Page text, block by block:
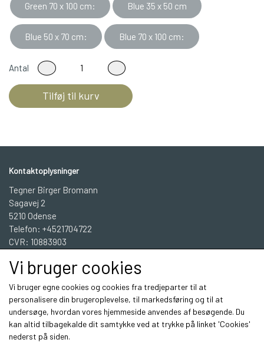
Green 70 x 100 cm: Blue 35 x 50 cm
Blue 50 x 70 cm: Blue 70 x 100 cm:
Antal
Tilføj til kurv
Kontaktoplysninger
Tegner Birger Bromann
Sagavej 2
5210 Odense
Telefon: +4521704722
CVR: 10883903
BBGrafisk Workshop INFO
Sociale medier
Vi bruger cookies
Vi bruger egne cookies og cookies fra tredjeparter til at
personalisere din brugeroplevelse, til markedsføring og til at
undersøge, hvordan vores hjemmeside anvendes af besøgende. Du
kan altid tilbagekalde dit samtykke ved at trykke på linket 'Cookies'
nederst på siden.